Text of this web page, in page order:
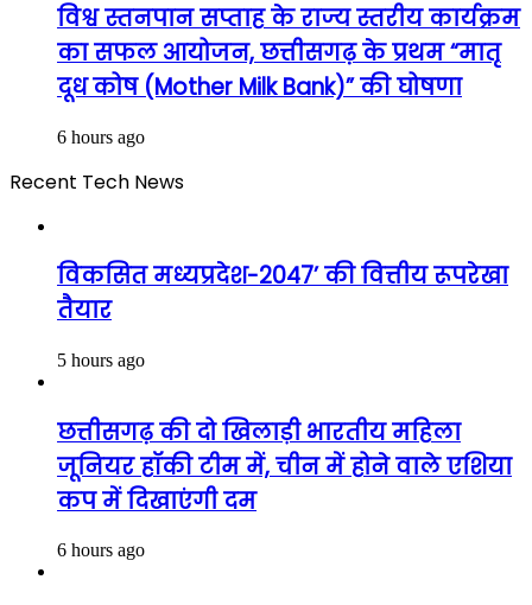
विश्व स्तनपान सप्ताह के राज्य स्तरीय कार्यक्रम
का सफल आयोजन, छत्तीसगढ़ के प्रथम “मातृ
दूध कोष (Mother Milk Bank)” की घोषणा
6 hours ago
Recent Tech News
विकसित मध्यप्रदेश-2047’ की वित्तीय रूपरेखा
तैयार
5 hours ago
छत्तीसगढ़ की दो खिलाड़ी भारतीय महिला
जूनियर हॉकी टीम में, चीन में होने वाले एशिया
कप में दिखाएंगी दम
6 hours ago